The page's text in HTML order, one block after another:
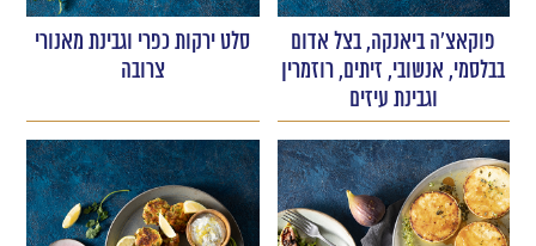
פוקאצ'ה ביאנקה, בצל אדום
בבלסמי, אנשובי, זיתים, רוזמרין
וגבינת עיזים
סלט ירקות כפרי וגבינת מאנורי
צרובה